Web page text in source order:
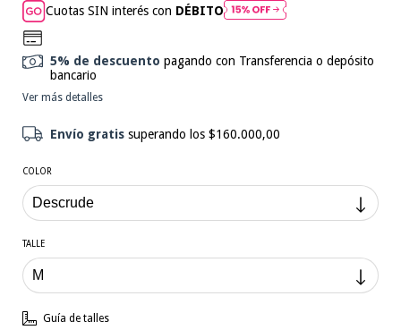
Cuotas SIN interés con DÉBITO
5% de descuento pagando con Transferencia o depósito
bancario
Ver más detalles
Envío gratissuperando los$160.000,00
COLOR
TALLE
Guía de talles